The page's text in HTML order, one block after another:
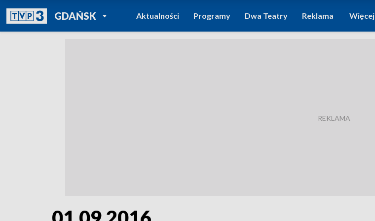
GDAŃSKPOWRÓT DO
TVP REGIONY
Aktualności Programy Dwa Teatry Reklama Więcej